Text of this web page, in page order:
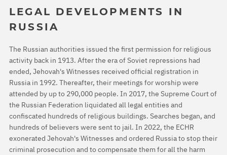
LEGAL DEVELOPMENTS IN
RUSSIA
The Russian authorities issued the first permission for religious
activity back in 1913. After the era of Soviet repressions had
ended, Jehovah's Witnesses received official registration in
Russia in 1992. Thereafter, their meetings for worship were
attended by up to 290,000 people. In 2017, the Supreme Court of
the Russian Federation liquidated all legal entities and
confiscated hundreds of religious buildings. Searches began, and
hundreds of believers were sent to jail. In 2022, the ECHR
exonerated Jehovah's Witnesses and ordered Russia to stop their
criminal prosecution and to compensate them for all the harm